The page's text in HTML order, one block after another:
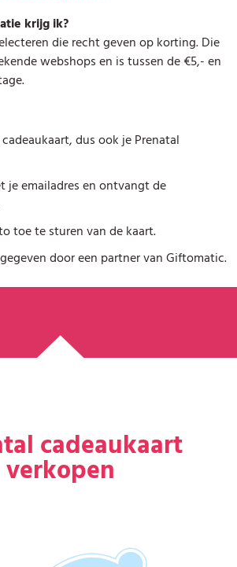
krijg ik?
die recht geven op korting. Die
webshops en is tussen de €5,- en
dus ook je Prenatal
je emailadres en ontvangt de
toe te sturen van de kaart.
door een partner van Giftomatic.
cadeaukaart
verkopen